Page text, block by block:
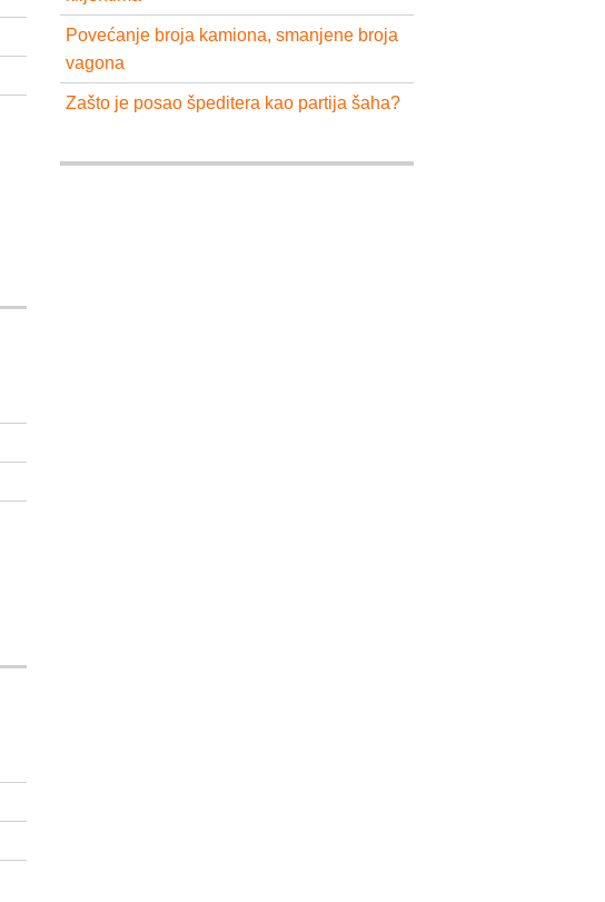
Povećanje broja kamiona, smanjene broja
vagona
Zašto je posao špeditera kao partija šaha?